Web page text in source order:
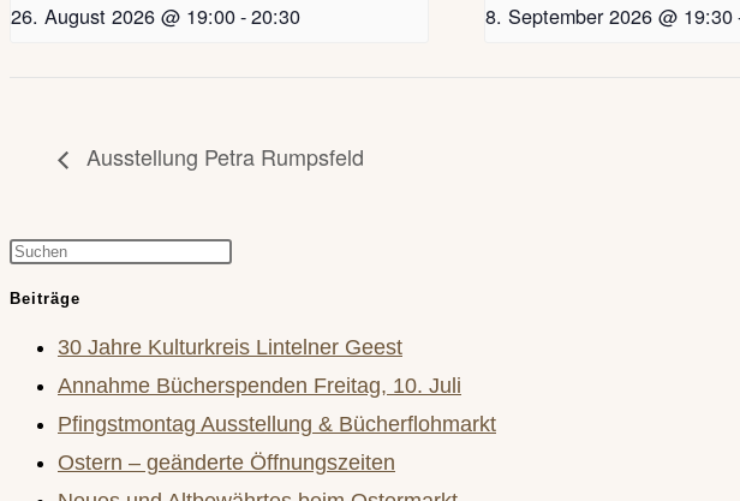
26. August 2026 @ 19:00-20:30 8. September 2026 @ 19:30
Ausstellung Petra Rumpsfeld
Press
close
the
search
panel.
Beiträge
30 Jahre Kulturkreis Lintelner Geest
Annahme Bücherspenden Freitag, 10. Juli
Pfingstmontag Ausstellung & Bücherflohmarkt
Ostern – geänderte Öffnungszeiten